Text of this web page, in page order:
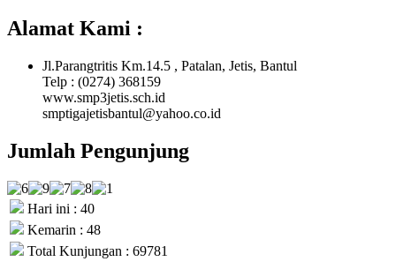
Alamat Kami :
Jl.Parangtritis Km.14.5 , Patalan, Jetis, Bantul
Telp : (0274) 368159
www.smp3jetis.sch.id
smptigajetisbantul@yahoo.co.id
Jumlah Pengunjung
Hari ini : 40
Kemarin : 48
Total Kunjungan : 69781